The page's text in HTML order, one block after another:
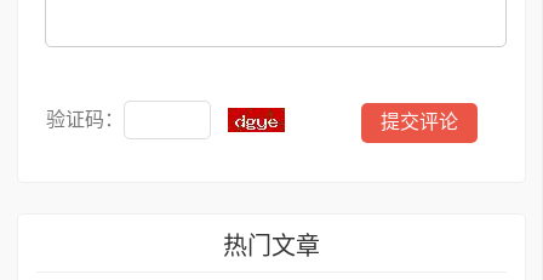
验证码：
热门文章